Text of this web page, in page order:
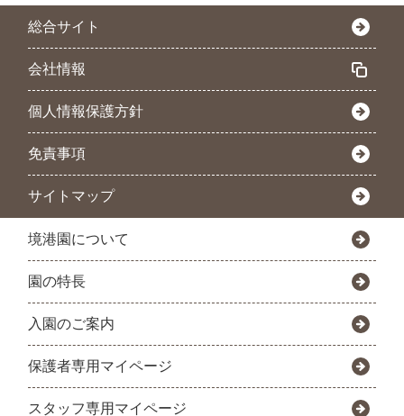
総合サイト
会社情報
個人情報保護方針
免責事項
サイトマップ
境港園について
園の特長
入園のご案内
保護者専用マイページ
スタッフ専用マイページ